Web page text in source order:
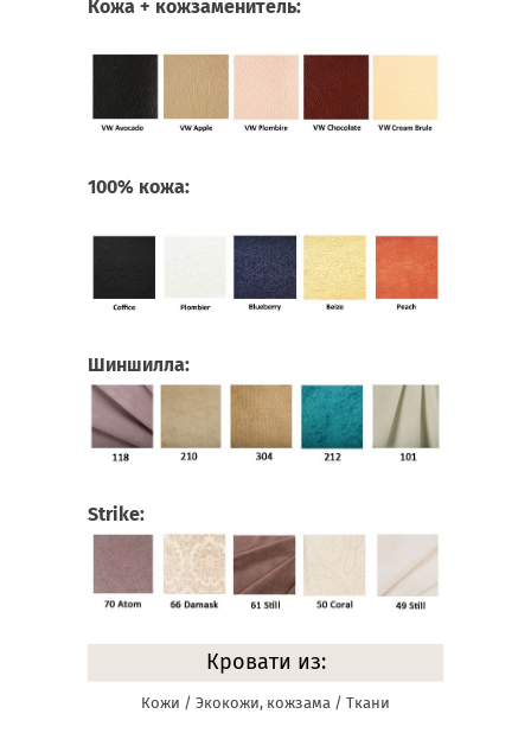
Кожа + кожзаменитель:
100% кожа:
Шиншилла:
Strike:
Кровати из:
Кожи / Экокожи, кожзама / Ткани